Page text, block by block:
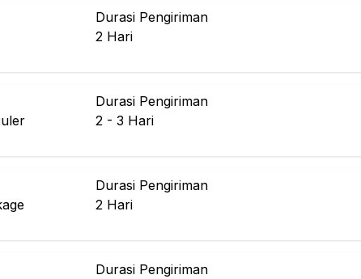
Durasi Pengiriman
2 Hari
Durasi Pengiriman
2 - 3 Hari
Durasi Pengiriman
2 Hari
Durasi Pengiriman